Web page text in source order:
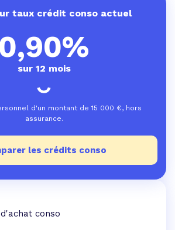
taux crédit conso actuel
0,90%
sur 12 mois
d'un montant de 15 000 €, hors
assurance.
les crédits conso
conso